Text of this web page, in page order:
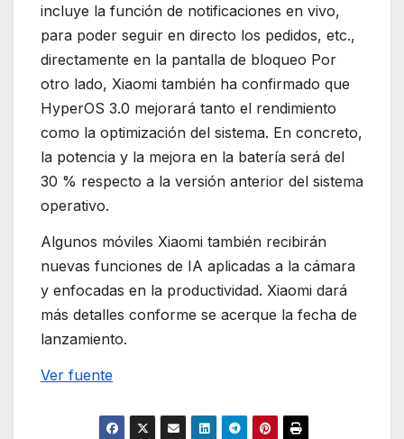
incluye la función de notificaciones en vivo,
para poder seguir en directo los pedidos, etc.,
directamente en la pantalla de bloqueo Por
otro lado, Xiaomi también ha confirmado que
HyperOS 3.0 mejorará tanto el rendimiento
como la optimización del sistema. En concreto,
la potencia y la mejora en la batería será del
30 % respecto a la versión anterior del sistema
operativo.
Algunos móviles Xiaomi también recibirán
nuevas funciones de IA aplicadas a la cámara
y enfocadas en la productividad. Xiaomi dará
más detalles conforme se acerque la fecha de
lanzamiento.
Ver fuente